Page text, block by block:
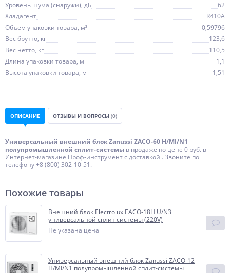
Уровень шума (снаружи), дБ
62
Хладагент
R410A
Объём упаковки товара, м³
0,59796
Вес брутто, кг
123,6
Вес нетто, кг
110,5
Длина упаковки товара, м
1,1
Высота упаковки товара, м
1,51
ОПИСАНИЕ ОТЗЫВЫ И ВОПРОСЫ (0)
Универсальный внешний блок Zanussi ZACO-60 H/MI/N1
полупромышленной сплит-системы в продаже по цене 0 руб. в
Интернет-магазине Проф-инструмент с доставкой . Звоните по
телефону +8 (800) 302-10-51.
Похожие товары
Внешний блок Electrolux EACO-18H U/N3
универсальной сплит системы (220V)
Не указана цена
Универсальный внешний блок Zanussi ZACO-12
H/MI/N1 полупромышленной сплит-системы